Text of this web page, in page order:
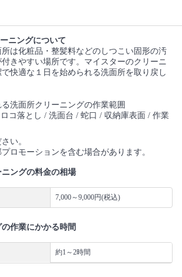
ニングについて
は化粧品・整髪料などのしつこい固形の汚
きやすい場所です。マイスターのクリーニ
快適な１日を始められる洗面所を取り戻し
洗面所クリーニングの作業範囲
コ落とし / 洗面台 / 蛇口 / 収納庫表面 / 作業
い。
ロモーションを含む場合があります。
ングの料金の相場
7,000～9,000円(税込)
作業にかかる時間
約1～2時間